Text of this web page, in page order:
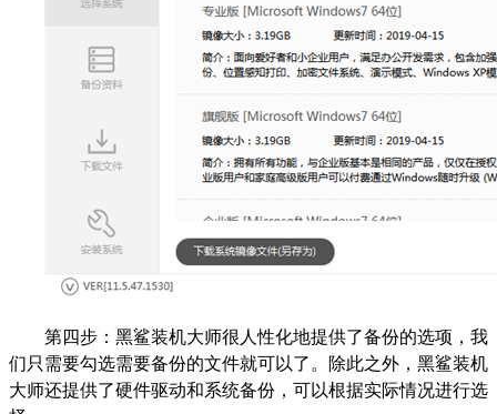
第四步：黑鲨装机大师很人性化地提供了备份的选项，我
们只需要勾选需要备份的文件就可以了。除此之外，黑鲨装机
大师还提供了硬件驱动和系统备份，可以根据实际情况进行选